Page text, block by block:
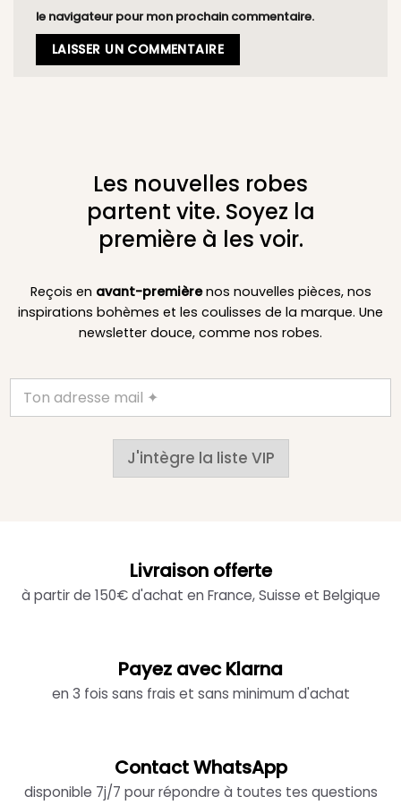
le navigateur pour mon prochain commentaire.
Les nouvelles robes
partent vite. Soyez la
première à les voir.
Reçois en avant-premièrenos nouvelles pièces, nos
inspirations bohèmes et les coulisses de la marque. Une
newsletter douce, comme nos robes.
J'intègre la liste VIP
Livraison offerte
à partir de 150€ d'achat en France, Suisse et Belgique
Payez avec Klarna
en 3 fois sans frais et sans minimum d'achat
Contact WhatsApp
disponible 7j/7 pour répondre à toutes tes questions